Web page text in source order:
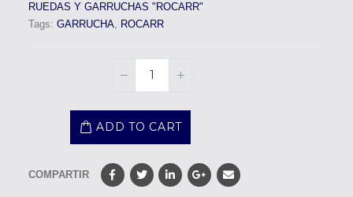
RUEDAS Y GARRUCHAS "ROCARR"
Tags: GARRUCHA, ROCARR
ADD TO CART
COMPARTIR